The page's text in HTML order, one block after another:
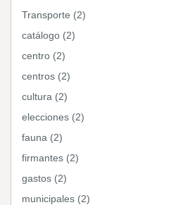
Transporte (2)
catálogo (2)
centro (2)
centros (2)
cultura (2)
elecciones (2)
fauna (2)
firmantes (2)
gastos (2)
municipales (2)